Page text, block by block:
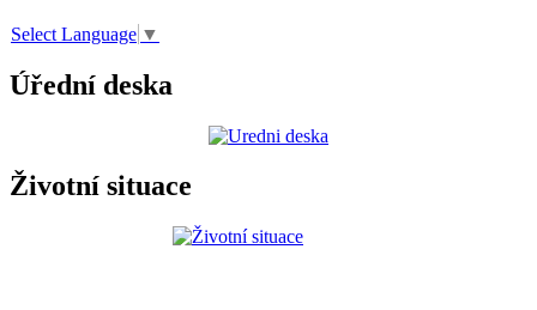
Select Language ▼
Úřední deska
Životní situace